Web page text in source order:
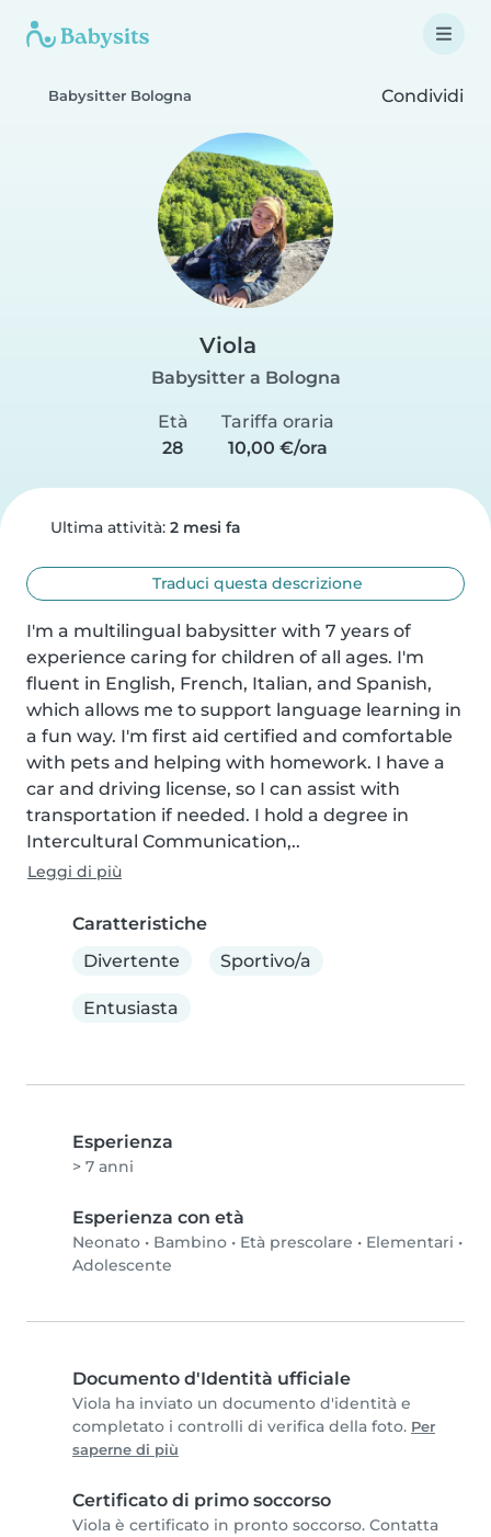
Babysitter Bologna Condividi
Viola
Babysitter a Bologna
Età
28
Tariffa oraria
10,00 €/ora
Ultima attività: 2 mesi fa
Traduci questa descrizione
I'm a multilingual babysitter with 7 years of
experience caring for children of all ages. I'm
fluent in English, French, Italian, and Spanish,
which allows me to support language learning in
a fun way. I'm first aid certified and comfortable
with pets and helping with homework. I have a
car and driving license, so I can assist with
transportation if needed. I hold a degree in
Intercultural Communication,..
Leggi di più
Caratteristiche
Divertente
Sportivo/a
Entusiasta
Esperienza
> 7 anni
Esperienza con età
Neonato • Bambino • Età prescolare • Elementari •
Adolescente
Documento d'Identità ufficiale
Viola ha inviato un documento d'identità e
completato i controlli di verifica della foto. Per
saperne di più
Certificato di primo soccorso
Viola è certificato in pronto soccorso. Contatta